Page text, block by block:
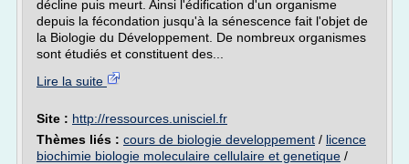
décline puis meurt. Ainsi l'édification d'un organisme
depuis la fécondation jusqu'à la sénescence fait l'objet de
la Biologie du Développement. De nombreux organismes
sont étudiés et constituent des...
Lire la suite
Site : http://ressources.unisciel.fr
Thèmes liés : cours de biologie developpement / licence
biochimie biologie moleculaire cellulaire et genetique /